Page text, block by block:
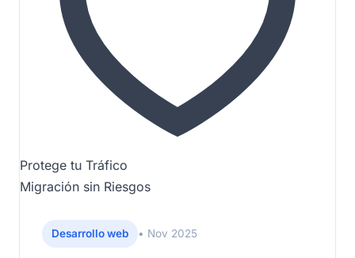
Protege tu Tráfico
Migración sin Riesgos
Desarrollo web • Nov 2025